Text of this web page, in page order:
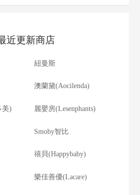
近更新商店
紐曼斯
澳蘭黛(Aocilenda)
美) 麗嬰房(Lesenphants)
Smoby智比
禧貝(Happybaby)
樂佳善優(Lacare)